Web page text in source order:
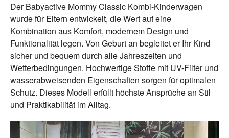
Der Babyactive Mommy Classic Kombi-Kinderwagen
wurde für Eltern entwickelt, die Wert auf eine
Kombination aus Komfort, modernem Design und
Funktionalität legen. Von Geburt an begleitet er Ihr Kind
sicher und bequem durch alle Jahreszeiten und
Wetterbedingungen. Hochwertige Stoffe mit UV-Filter und
wasserabweisenden Eigenschaften sorgen für optimalen
Schutz. Dieses Modell erfüllt höchste Ansprüche an Stil
und Praktikabilität im Alltag.